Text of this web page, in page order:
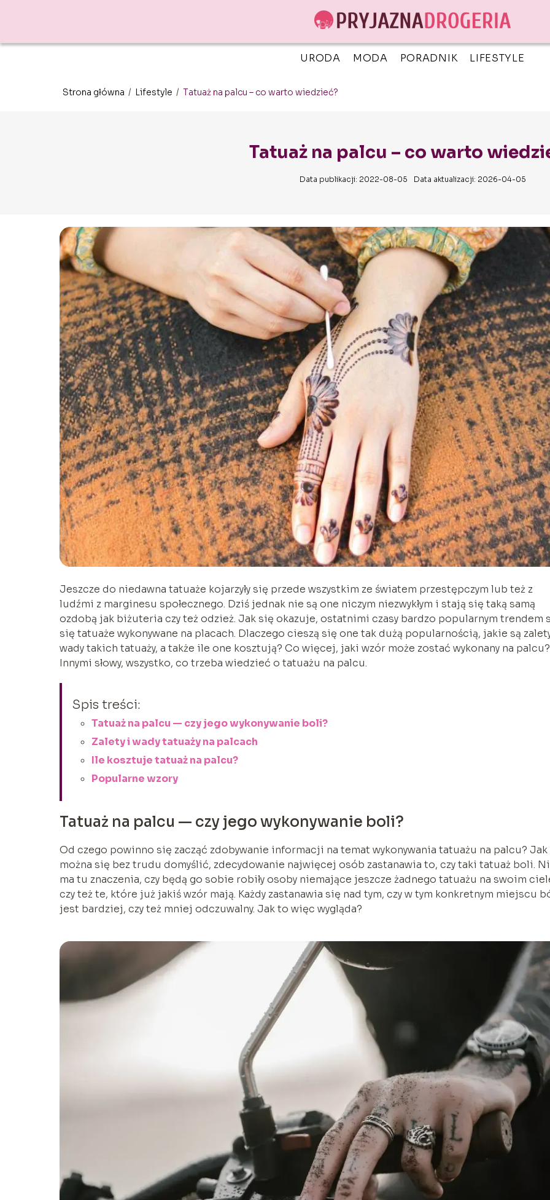
URODA MODA PORADNIK LIFESTYLE
Strona główna / Lifestyle / Tatuaż na palcu – co warto wiedzieć?
Tatuaż na palcu – co warto
Data publikacji: 2022-08-05 Data aktualizacji: 2026-04-05
Jeszcze do niedawna tatuaże kojarzyły się przede wszystkim ze światem przestępczym lub też z
ludźmi z marginesu społecznego. Dziś jednak nie są one niczym niezwykłym i stają się taką samą
ozdobą jak biżuteria czy też odzież. Jak się okazuje, ostatnimi czasy bardzo popularnym trendem
się tatuaże wykonywane na placach. Dlaczego cieszą się one tak dużą popularnością, jakie są
wady takich tatuaży, a także ile one kosztują? Co więcej, jaki wzór może zostać wykonany na palcu?
Innymi słowy, wszystko, co trzeba wiedzieć o tatuażu na palcu.
Spis treści:
Tatuaż na palcu — czy jego wykonywanie boli?
Zalety i wady tatuaży na palcach
Ile kosztuje tatuaż na palcu?
Popularne wzory
Tatuaż na palcu — czy jego wykonywanie boli?
Od czego powinno się zacząć zdobywanie informacji na temat wykonywania tatuażu na palcu? Jak
można się bez trudu domyślić, zdecydowanie najwięcej osób zastanawia to, czy taki tatuaż boli.
ma tu znaczenia, czy będą go sobie robiły osoby niemające jeszcze żadnego tatuażu na swoim
czy też te, które już jakiś wzór mają. Każdy zastanawia się nad tym, czy w tym konkretnym miejscu
jest bardziej, czy też mniej odczuwalny. Jak to więc wygląda?